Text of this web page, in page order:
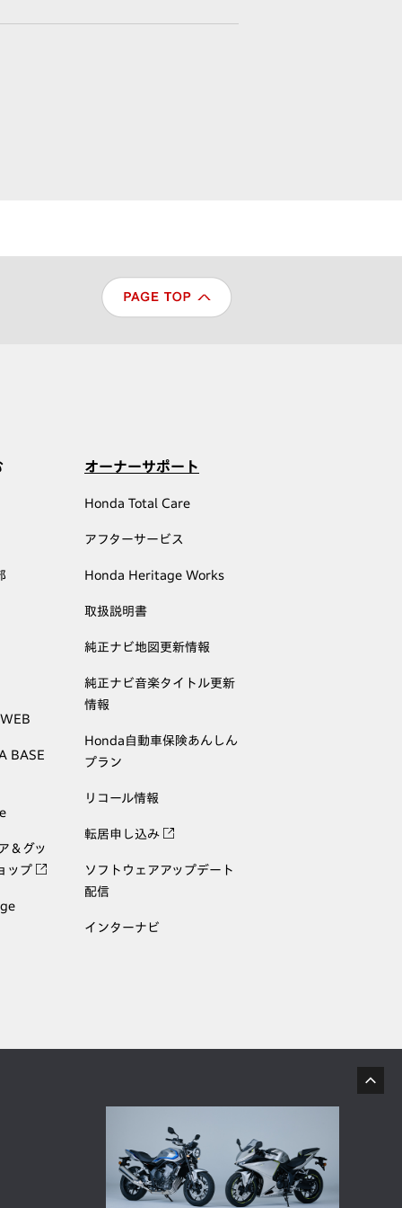
BASE
＆グッ
ップ
オーナーサポート
Honda Total Care
アフターサービス
Honda Heritage Works
取扱説明書
純正ナビ地図更新情報
純正ナビ音楽タイトル更新
情報
Honda自動車保険あんしん
プラン
リコール情報
転居申し込み
ソフトウェアアップデート
配信
インターナビ